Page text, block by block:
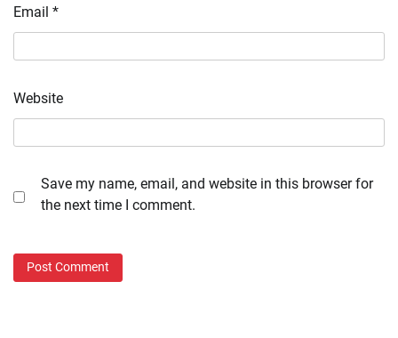
Email *
Website
Save my name, email, and website in this browser for
the next time I comment.